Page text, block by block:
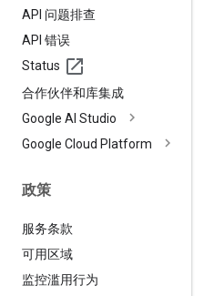
API 问题排查
API 错误
Status
合作伙伴和库集成
Google AI Studio
Google Cloud Platform
政策
服务条款
可用区域
监控滥用行为